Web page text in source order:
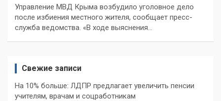
Управление МВД Крыма возбудило уголовное дело
после избиения местного жителя, сообщает пресс-
служба ведомства. «В ходе выяснения…
Свежие записи
На 10% больше: ЛДПР предлагает увеличить пенсии
учителям, врачам и соцработникам